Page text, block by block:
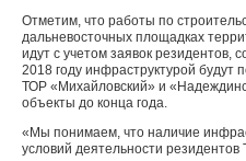
Отметим, что работы по
дальневосточных площадках
идут с учетом заявок резидентов,
2018 году инфраструктурой
ТОР «Михайловский» и
объекты до конца года.
«Мы понимаем, что наличие
условий деятельности резидентов